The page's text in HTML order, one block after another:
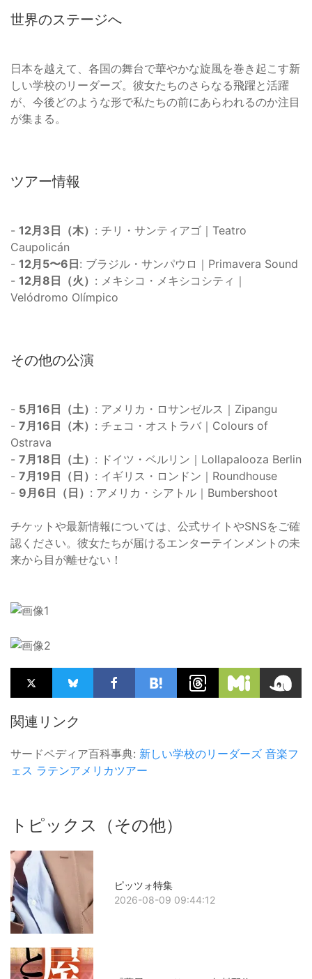
世界のステージへ
日本を越えて、各国の舞台で華やかな旋風を巻き起こす新
しい学校のリーダーズ。彼女たちのさらなる飛躍と活躍
が、今後どのような形で私たちの前にあらわれるのか注目
が集まる。
ツアー情報
- 12月3日（木） : チリ・サンティアゴ｜Teatro
Caupolicán
- 12月5〜6日: ブラジル・サンパウロ｜Primavera Sound
- 12月8日（火） : メキシコ・メキシコシティ｜
Velódromo Olímpico
その他の公演
- 5月16日（土） : アメリカ・ロサンゼルス｜Zipangu
- 7月16日（木） : チェコ・オストラバ｜Colours of
Ostrava
- 7月18日（土） : ドイツ・ベルリン｜Lollapalooza Berlin
- 7月19日（日） : イギリス・ロンドン｜Roundhouse
- 9月6日（日） : アメリカ・シアトル｜Bumbershoot
チケットや最新情報については、公式サイトやSNSをご確
認ください。彼女たちが届けるエンターテインメントの未
来から目が離せない！
関連リンク
サードペディア百科事典: 新しい学校のリーダーズ 音楽フ
ェス ラテンアメリカツアー
トピックス（その他）
ピッツォ特集
2026-08-09 09:44:12